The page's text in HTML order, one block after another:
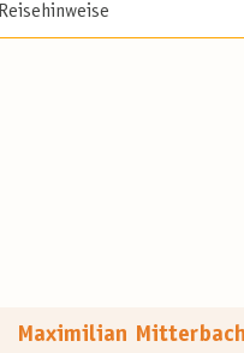
Reisehinweise
Maximilian